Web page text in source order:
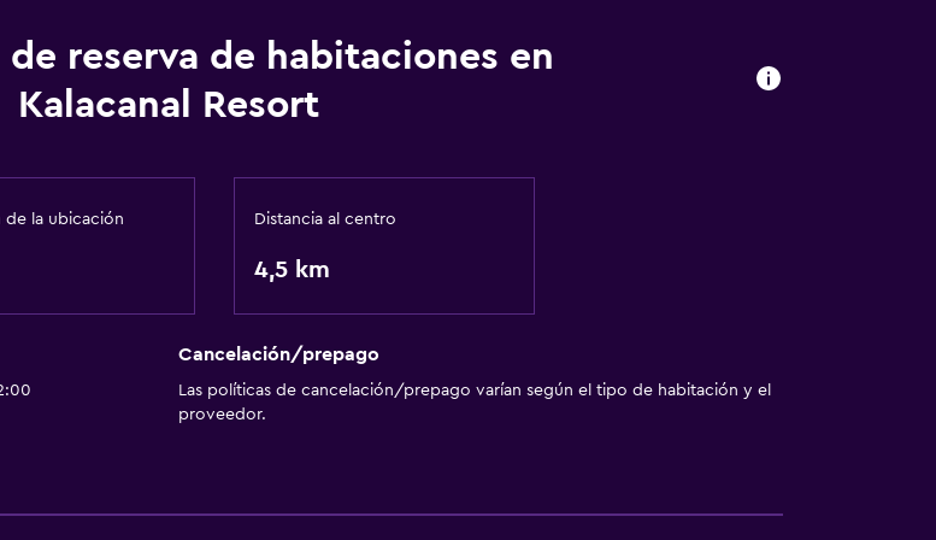
reserva de habitaciones en
Kalacanal Resort
de la ubicación Distancia al centro
4,5 km
Cancelación/prepago
Las políticas de cancelación/prepago varían según el tipo de habitación y el
proveedor.